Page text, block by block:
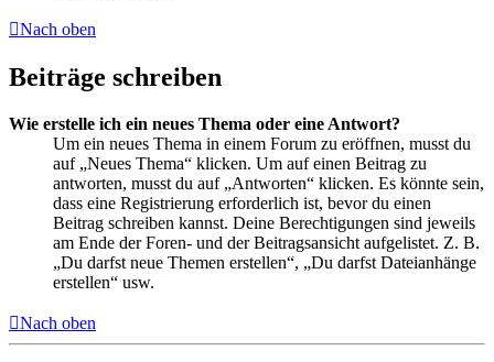
Nach oben
Beiträge schreiben
Wie erstelle ich ein neues Thema oder eine Antwort?
Um ein neues Thema in einem Forum zu eröffnen, musst du
auf „Neues Thema“ klicken. Um auf einen Beitrag zu
antworten, musst du auf „Antworten“ klicken. Es könnte sein,
dass eine Registrierung erforderlich ist, bevor du einen
Beitrag schreiben kannst. Deine Berechtigungen sind jeweils
am Ende der Foren- und der Beitragsansicht aufgelistet. Z. B.
„Du darfst neue Themen erstellen“, „Du darfst Dateianhänge
erstellen“ usw.
Nach oben